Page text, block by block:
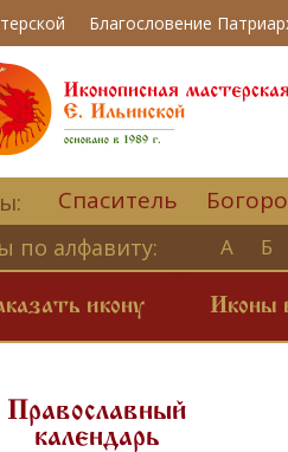
Благословение
Спаситель
по алфавиту: А Б
икону Иконы
Православный
календарь